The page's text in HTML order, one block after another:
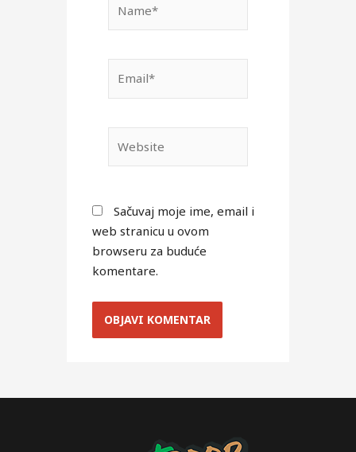
Sačuvaj moje ime, email i
web stranicu u ovom
browseru za buduće
komentare.